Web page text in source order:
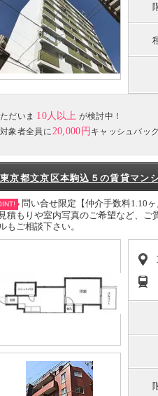
ただいま 10人以上 が検討中！
対象者全員に20,000円 キャッシュバック
東京都文京区本駒込５の賃貸マン
問い合せ限定【仲介手数料1.10
積もりや室内写真のご希望など、ご
もご相談下さい。